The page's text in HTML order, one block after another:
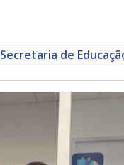
Secretaria de